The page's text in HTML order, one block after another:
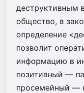
деструктивным
общество, в
определение
позволит
информацию в
позитивный —
просемейный —